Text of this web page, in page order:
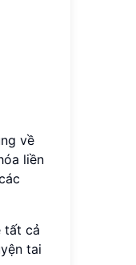
về
liền
tất cả
tai